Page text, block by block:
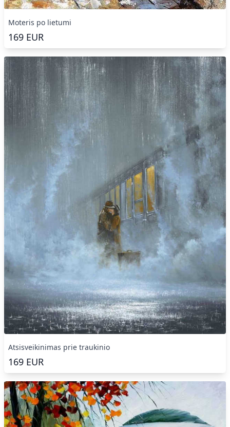
Moteris po lietumi
169 EUR
Atsisveikinimas prie traukinio
169 EUR